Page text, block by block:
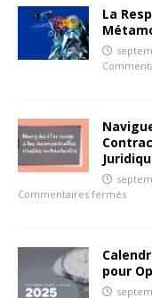
La
Commentaires fermés
pour